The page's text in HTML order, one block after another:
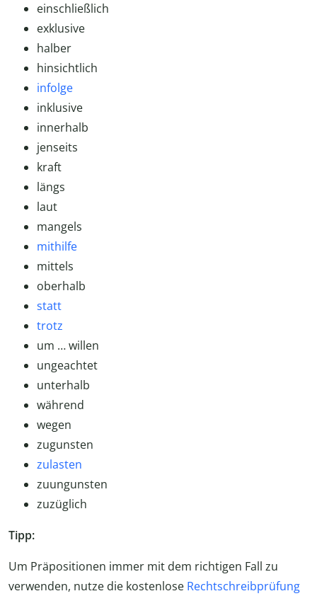
einschließlich
exklusive
halber
hinsichtlich
infolge
inklusive
innerhalb
jenseits
kraft
längs
laut
mangels
mithilfe
mittels
oberhalb
statt
trotz
um … willen
ungeachtet
unterhalb
während
wegen
zugunsten
zulasten
zuungunsten
zuzüglich
Tipp:
Um Präpositionen immer mit dem richtigen Fall zu
verwenden, nutze die kostenlose Rechtschreibprüfung